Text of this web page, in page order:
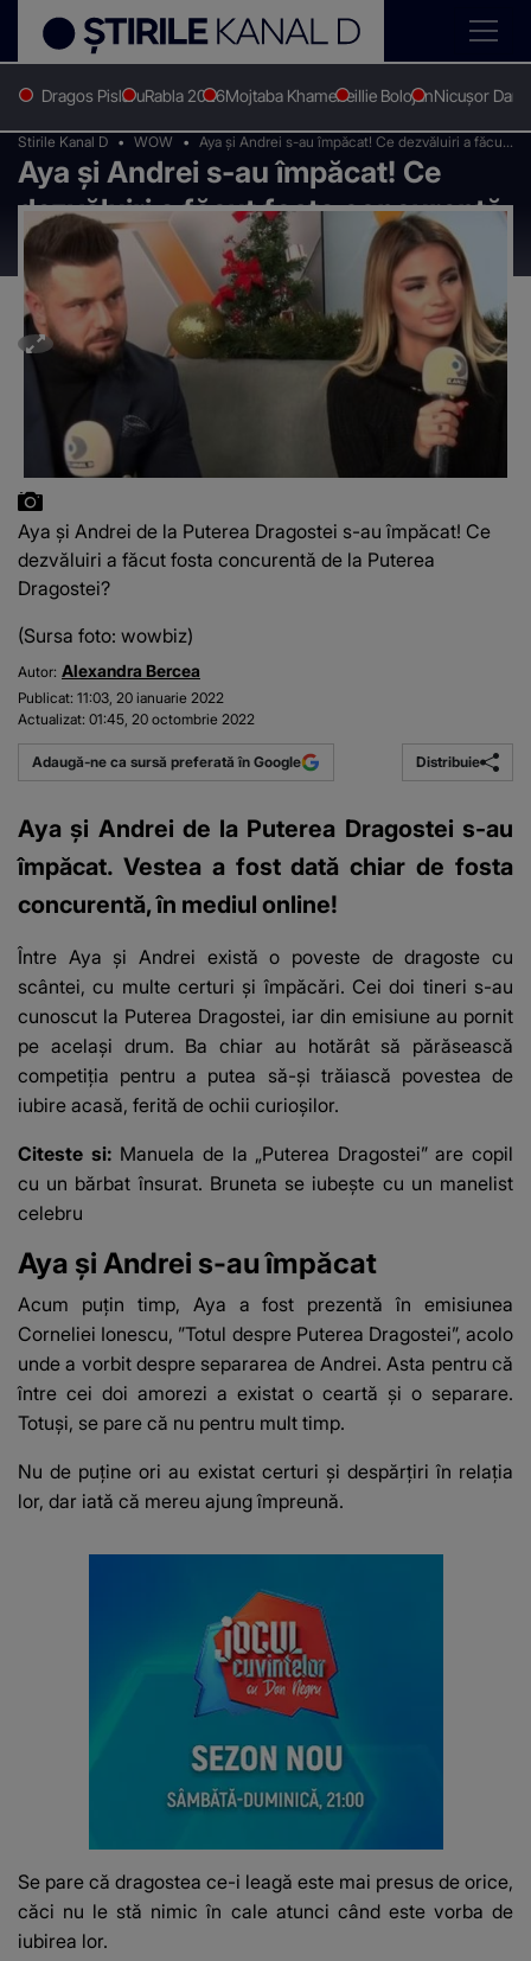
Dragos PislaruRabla 2026Mojtaba KhameneiIlie BolojanNicușor Dan
Stirile Kanal D WOW
Aya și Andrei s-au împăcat! Ce dezvăluiri a făcut
fosta concurentă de la Puterea Dragostei?
Aya și Andrei s-au împăcat! Ce
dezvăluiri a făcut fosta concurentă
de la Puterea Dragostei?
Aya și Andrei de la Puterea Dragostei s-au împăcat! Ce
dezvăluiri a făcut fosta concurentă de la Puterea
Dragostei?
(Sursa foto: wowbiz)
Autor: Alexandra Bercea
Publicat: 11:03, 20 ianuarie 2022
Actualizat: 01:45, 20 octombrie 2022
Adaugă-ne ca sursă preferată în Google Distribuie
Aya și Andrei de la Puterea Dragostei s-au
împăcat. Vestea a fost dată chiar de fosta
concurentă, în mediul online!
Între Aya și Andrei există o poveste de dragoste cu
scântei, cu multe certuri și împăcări. Cei doi tineri s-au
cunoscut la Puterea Dragostei, iar din emisiune au pornit
pe același drum. Ba chiar au hotărât să părăsească
competiția pentru a putea să-și trăiască povestea de
iubire acasă, ferită de ochii curioșilor.
Citeste si: Manuela de la „Puterea Dragostei” are copil
cu un bărbat însurat. Bruneta se iubește cu un manelist
celebru
Aya și Andrei s-au împăcat
Acum puțin timp, Aya a fost prezentă în emisiunea
Corneliei Ionescu, ”Totul despre Puterea Dragostei”, acolo
unde a vorbit despre separarea de Andrei. Asta pentru că
între cei doi amorezi a existat o ceartă și o separare.
Totuși, se pare că nu pentru mult timp.
Nu de puține ori au existat certuri și despărțiri în relația
lor, dar iată că mereu ajung împreună.
Se pare că dragostea ce-i leagă este mai presus de orice,
căci nu le stă nimic în cale atunci când este vorba de
iubirea lor.